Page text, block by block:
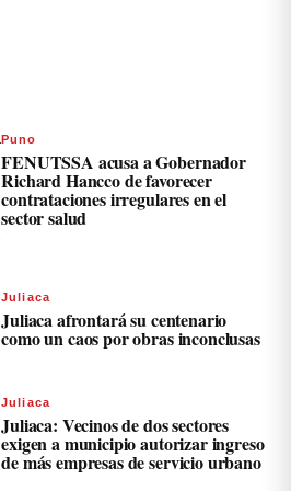
Puno
FENUTSSA acusa a Gobernador
Richard Hancco de favorecer
contrataciones irregulares en el
sector salud
Juliaca
Juliaca afrontará su centenario
como un caos por obras inconclusas
Juliaca
Juliaca: Vecinos de dos sectores
exigen a municipio autorizar ingreso
de más empresas de servicio urbano